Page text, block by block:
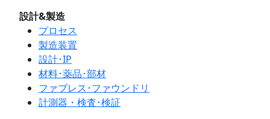
設計&製造
プロセス
製造装置
設計･IP
材料･薬品･部材
ファブレス･ファウンドリ
計測器・検査･検証